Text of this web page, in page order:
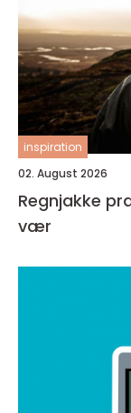
inspiration
02. August 2026
Regnjakke praktisk beskyttelse i all slags
vær